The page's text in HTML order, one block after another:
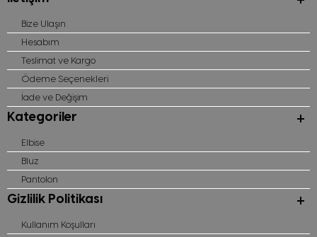
Bize Ulaşın
Hesabım
Teslimat ve Kargo
Ödeme Seçenekleri
İade ve Değişim
Kategoriler
Elbise
Bluz
Pantolon
Gizlilik Politikası
Kullanım Koşulları